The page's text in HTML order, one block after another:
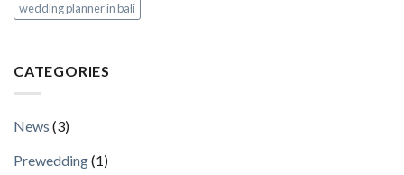
wedding planner in bali
CATEGORIES
News (3)
Prewedding(1)